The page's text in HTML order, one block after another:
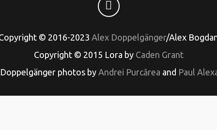
© 2016-2023 Alex Doppelgänger/Alex
Copyright © 2015 Lora by Caden Grant
photos byAndrei Purcărea and Paul